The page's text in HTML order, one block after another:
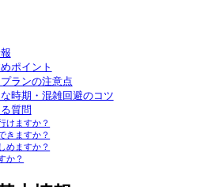
ポイント
ランの注意点
時期・混雑回避のコツ
質問
けますか？
きますか？
めますか？
か？